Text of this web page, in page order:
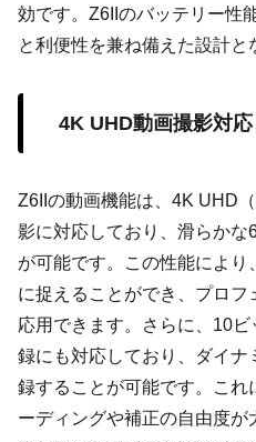
効です。Z6IIのバッテリー性
と利便性を兼ね備えた設計と
4K UHD動画撮影対応
Z6IIの動画機能は、4K UHD
影に対応しており、滑らか
が可能です。この性能によ
に捉えることができ、プロ
応用できます。さらに、10
録にも対応しており、ダイ
録することが可能です。これ
ーディングや補正の自由度が